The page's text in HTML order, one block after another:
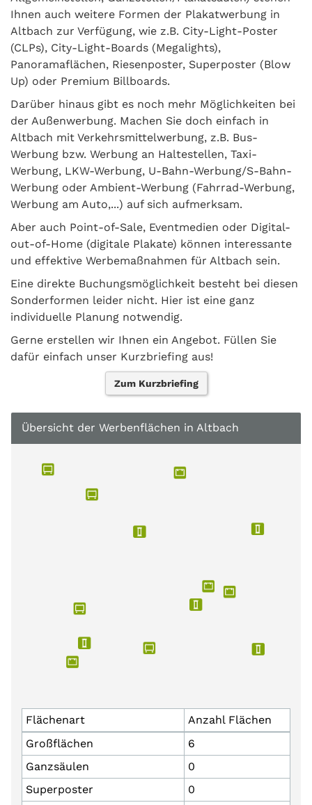
Ihnen auch weitere Formen der Plakatwerbung in
Altbach zur Verfügung, wie z.B. City-Light-Poster
(CLPs), City-Light-Boards (Megalights),
Panoramaflächen, Riesenposter, Superposter (Blow
Up) oder Premium Billboards.
Darüber hinaus gibt es noch mehr Möglichkeiten bei
der Außenwerbung. Machen Sie doch einfach in
Altbach mit Verkehrsmittelwerbung, z.B. Bus-
Werbung bzw. Werbung an Haltestellen, Taxi-
Werbung, LKW-Werbung, U-Bahn-Werbung/S-Bahn-
Werbung oder Ambient-Werbung (Fahrrad-Werbung,
Werbung am Auto,...) auf sich aufmerksam.
Aber auch Point-of-Sale, Eventmedien oder Digital-
out-of-Home (digitale Plakate) können interessante
und effektive Werbemaßnahmen für Altbach sein.
Eine direkte Buchungsmöglichkeit besteht bei diesen
Sonderformen leider nicht. Hier ist eine ganz
individuelle Planung notwendig.
Gerne erstellen wir Ihnen ein Angebot. Füllen Sie
dafür einfach unser Kurzbriefing aus!
Zum Kurzbriefing
Übersicht der Werbenflächen in Altbach
Flächenart
Anzahl Flächen
Großflächen
6
Ganzsäulen
0
Superposter
0